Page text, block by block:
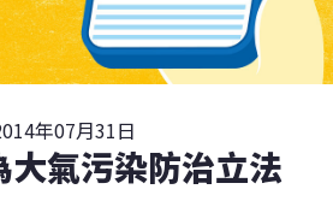
年07月31日
大氣污染防治立法